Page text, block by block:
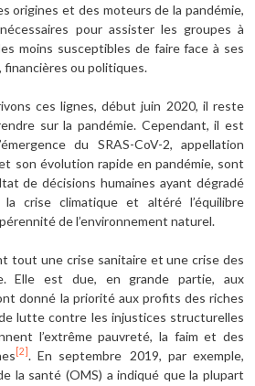
origines et des moteurs de la pandémie,
pour assister les groupes à
moins susceptibles de faire face à ses
ou politiques.
ces lignes, début juin 2020, il reste
sur la pandémie. Cependant, il est
du SRAS-CoV-2, appellation
son évolution rapide en pandémie, sont
de décisions humaines ayant dégradé
la crise climatique et altéré l’équilibre
de l’environnement naturel.
tout une crise sanitaire et une crise des
Elle est due, en grande partie, aux
donné la priorité aux profits des riches
lutte contre les injustices structurelles
l’extrême pauvreté, la faim et des
[2] . En septembre 2019, par exemple,
la santé (OMS) a indiqué que la plupart